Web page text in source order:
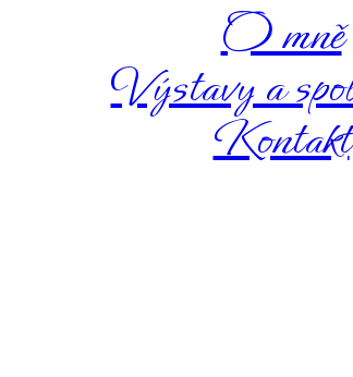
O mně
Výstavy a
Kontakt